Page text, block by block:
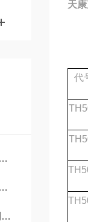
天
代